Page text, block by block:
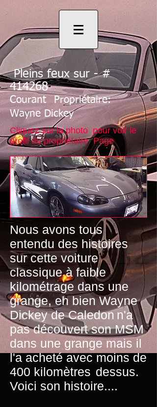
Pleins feux sur - #
414268
Courant
Propriétaire:
Wayne Dickey
Cliquez sur la photo pour voir le
profil du propriétaire Page
Nous avons tous
entendu des histoires
sur cette voiture
classique à faible
kilométrage dans une
grange, eh bien Wayne
Dickey de Caledon n'a
pas découvert son MSM
dans une grange mais il
l'a acheté avec moins de
400 kilomètres dessus.
Voici son histoire....